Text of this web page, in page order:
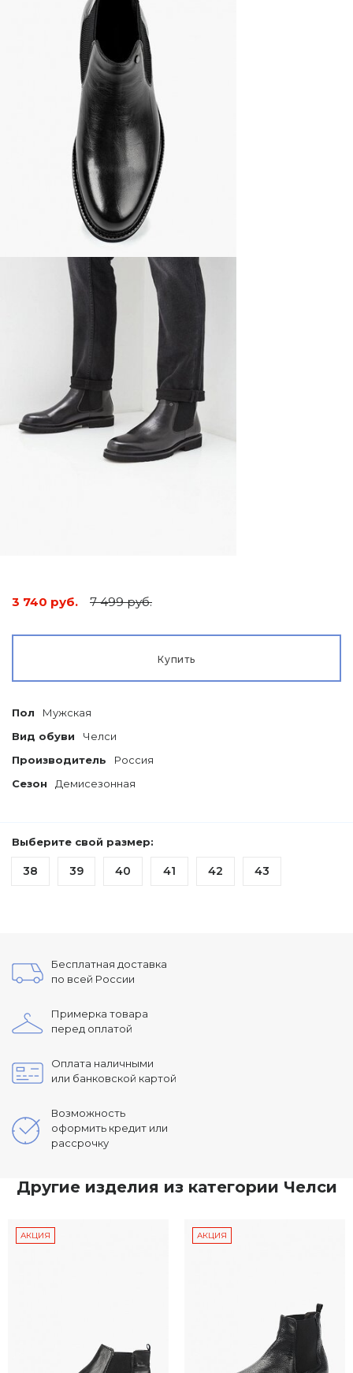
3 740 руб. 7 499 руб.
Купить
Пол
Мужская
Вид обуви
Челси
Производитель
Россия
Сезон
Демисезонная
Выберите свой размер:
38 39 40 41 42 43
Бесплатная доставка
по всей России
Примерка товара
перед оплатой
Оплата наличными
или банковской картой
Возможность
оформить кредит или
рассрочку
Другие изделия из категории Челси
АКЦИЯ АКЦИЯ